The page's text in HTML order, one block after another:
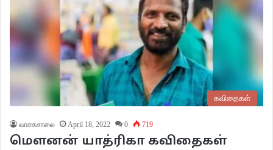
கவிதைகள்
வாசகசாலை April 18, 2022 0 719
மெளனன் யாத்ரிகா கவிதைகள்